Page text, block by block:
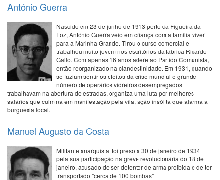
António Guerra
Nascido em 23 de junho de 1913 perto da Figueira da
Foz, António Guerra veio em criança com a família viver
para a Marinha Grande. Tirou o curso comercial e
trabalhou muito jovem nos escritórios da fábrica Ricardo
Gallo. Com apenas 16 anos adere ao Partido Comunista,
então reorganizado na clandestinidade. Em 1931, quando
se faziam sentir os efeitos da crise mundial e grande
número de operários vidreiros desempregados
trabalhavam na abertura de estradas, organiza uma luta por melhores
salários que culmina em manifestação pela vila, ação insólita que alarma a
burguesia local.
Manuel Augusto da Costa
Militante anarquista, foi preso a 30 de janeiro de 1934
pela sua participação na greve revolucionária do 18 de
janeiro, acusado de ser detentor de arma proibida e de ter
transportado "cerca de 100 bombas"